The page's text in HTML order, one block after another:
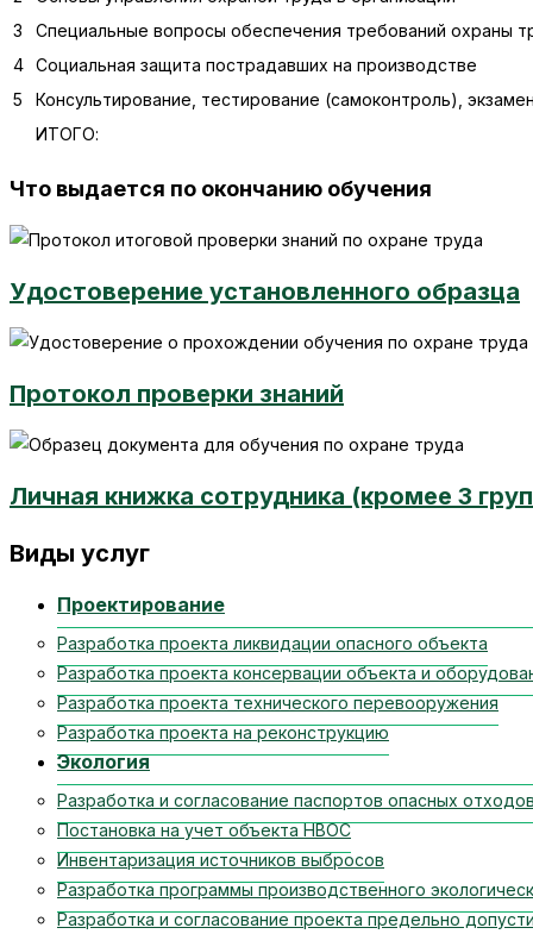
3
Специальные вопросы обеспечения требований охраны
4 Социальная защита пострадавших на производстве
5
Консультирование, тестирование (самоконтроль),
ИТОГО:
Что выдается по окончанию обучения
Удостоверение установленного образца
Протокол проверки знаний
Личная книжка сотрудника (кромее 3
Виды услуг
Проектирование
Разработка проекта ликвидации опасного объекта
Разработка проекта консервации объекта и
Разработка проекта технического перевооружения
Разработка проекта на реконструкцию
Экология
Разработка и согласование паспортов опасных
Постановка на учет объекта НВОС
Инвентаризация источников выбросов
Разработка программы производственного
Разработка и согласование проекта предельно